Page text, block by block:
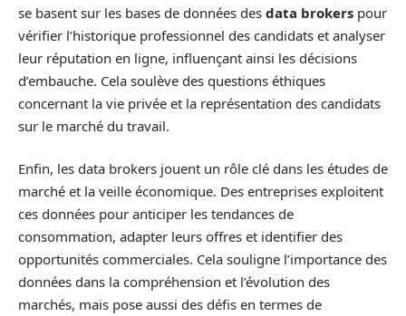
se basent sur les bases de données des data brokers pour
vérifier l’historique professionnel des candidats et analyser
leur réputation en ligne, influençant ainsi les décisions
d’embauche. Cela soulève des questions éthiques
concernant la vie privée et la représentation des candidats
sur le marché du travail.
Enfin, les data brokers jouent un rôle clé dans les études de
marché et la veille économique. Des entreprises exploitent
ces données pour anticiper les tendances de
consommation, adapter leurs offres et identifier des
opportunités commerciales. Cela souligne l’importance des
données dans la compréhension et l’évolution des
marchés, mais pose aussi des défis en termes de